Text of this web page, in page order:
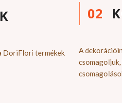
DoriFlori termékek
02
A